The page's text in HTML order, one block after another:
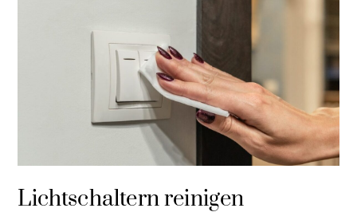
Lichtschaltern reinigen